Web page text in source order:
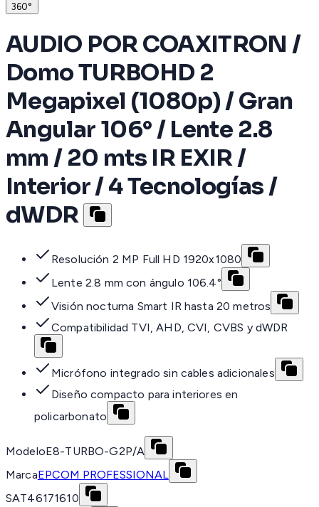
360°
AUDIO POR COAXITRON /
Domo TURBOHD 2
Megapixel (1080p) / Gran
Angular 106° / Lente 2.8
mm / 20 mts IR EXIR /
Interior / 4 Tecnologías /
dWDR
Resolución 2 MP Full HD 1920x1080
Lente 2.8 mm con ángulo 106.4°
Visión nocturna Smart IR hasta 20 metros
Compatibilidad TVI, AHD, CVI, CVBS y dWDR
Micrófono integrado sin cables adicionales
Diseño compacto para interiores en
policarbonato
ModeloE8-TURBO-G2P/A
MarcaEPCOM PROFESSIONAL
SAT46171610